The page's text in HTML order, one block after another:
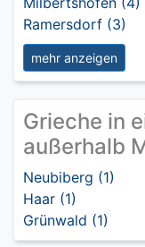
Ramersdorf (3)
mehr anzeigen
Grieche in
außerhalb
Neubiberg (1)
Haar (1)
Grünwald (1)